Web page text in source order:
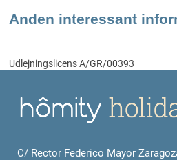
Anden interessant
Udlejningslicens A/GR/00393
C/ Rector Federico Mayor